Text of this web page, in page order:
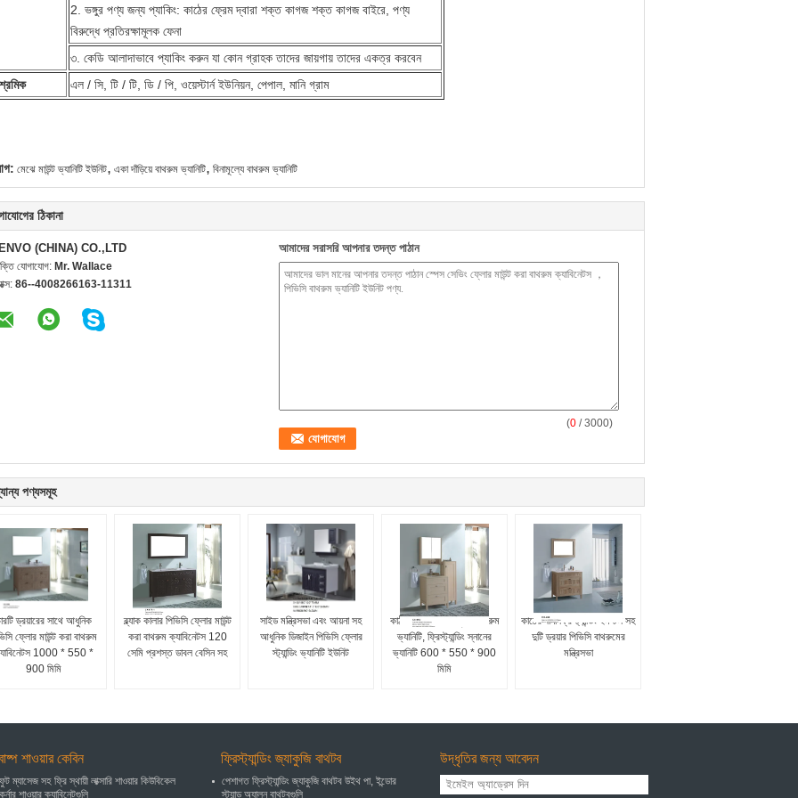
2. ভঙ্গুর পণ্য জন্য প্যাকিং: কাঠের ফ্রেম দ্বারা শক্ত কাগজ শক্ত কাগজ বাইরে, পণ্য
বিরুদ্ধে প্রতিরক্ষামূলক ফেনা
৩. কেডি আলাদাভাবে প্যাকিং করুন যা কোন গ্রাহক তাদের জায়গায় তাদের একত্র করবেন
এল / সি, টি / টি, ডি / পি, ওয়েস্টার্ন ইউনিয়ন, পেপাল, মানি গ্রাম
মেঝে মাউন্ট ভ্যানিটি ইউনিট, একা দাঁড়িয়ে বাথরুম ভ্যানিটি, বিনামূল্যে বাথরুম ভ্যানিটি
ঠিকানা
(CHINA) CO.,LTD
যোগাযোগ: Mr. Wallace
86--4008266163-11311
আমাদের সরাসরি আপনার তদন্ত পাঠান
(0 / 3000)
পণ্যসমূহ
ড্রয়ারের সাথে আধুনিক
ফ্লোর মাউন্ট করা বাথরুম
1000 * 550 *
900 মিমি
ব্ল্যাক কালার পিভিসি ফ্লোর মাউন্ট
করা বাথরুম ক্যাবিনেটস 120
সেমি প্রশস্ত ডাবল বেসিন সহ
সাইড মন্ত্রিসভা এবং আয়না সহ
আধুনিক ডিজাইন পিভিসি ফ্লোর
স্ট্যান্ডিং ভ্যানিটি ইউনিট
কাঠ শস্য পিভিসি আধুনিক বাথরুম
ভ্যানিটি, ফ্রিস্ট্যান্ডিং স্নানের
ভ্যানিটি 600 * 550 * 900
মিমি
কাঠের দানা ফ্রিস্ট্যান্ডিং ইনস্টল সহ
দুটি ড্রয়ার পিভিসি বাথরুমের
মন্ত্রিসভা
শাওয়ার কেবিন
ফুট ম্যাসেজ সহ ফ্রি স্থায়ী লাক্সারি শাওয়ার কিউবিকেল
কর্নার শাওয়ার ক্যাবিনেটগুলি
ফ্রিস্ট্যান্ডিং জ্যাকুজি বাথটব
পেশাগত ফ্রিস্ট্যান্ডিং জ্যাকুজি বাথটব উইথ পা, ইন্ডোর
স্ট্যান্ড অ্যালন বাথটবগুলি
উদ্ধৃতির জন্য আবেদন